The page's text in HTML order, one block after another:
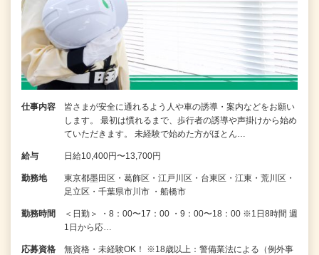
仕事内容
皆さまが安全に通れるよう人や車の誘導・案内などをお願い
します。 最初は慣れるまで、歩行者の誘導や声掛けから始め
ていただきます。 未経験で始めた方がほとん…
給与 日給10,400円〜13,700円
勤務地
東京都墨田区・葛飾区・江戸川区・台東区・江東・荒川区・
足立区・千葉県市川市 ・船橋市
勤務時間
＜日勤＞ ・8：00〜17：00 ・9：00〜18：00 ※1日8時間 週
1日から応…
応募資格
無資格・未経験OK！ ※18歳以上：警備業法による（例外事